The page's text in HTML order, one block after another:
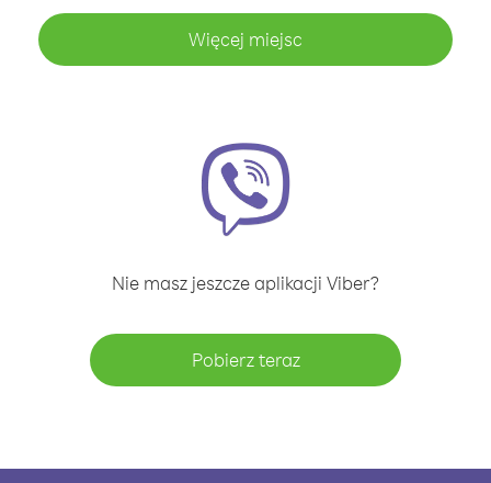
Więcej miejsc
Nie masz jeszcze aplikacji Viber?
Pobierz teraz